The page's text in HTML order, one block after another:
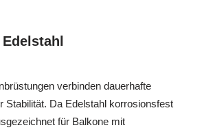
verbinden dauerhafte
Stabilität. Da Edelstahl korrosionsfest
für Balkone mit